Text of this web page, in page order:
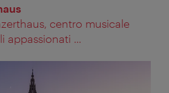
centro musicale
appassionati ...